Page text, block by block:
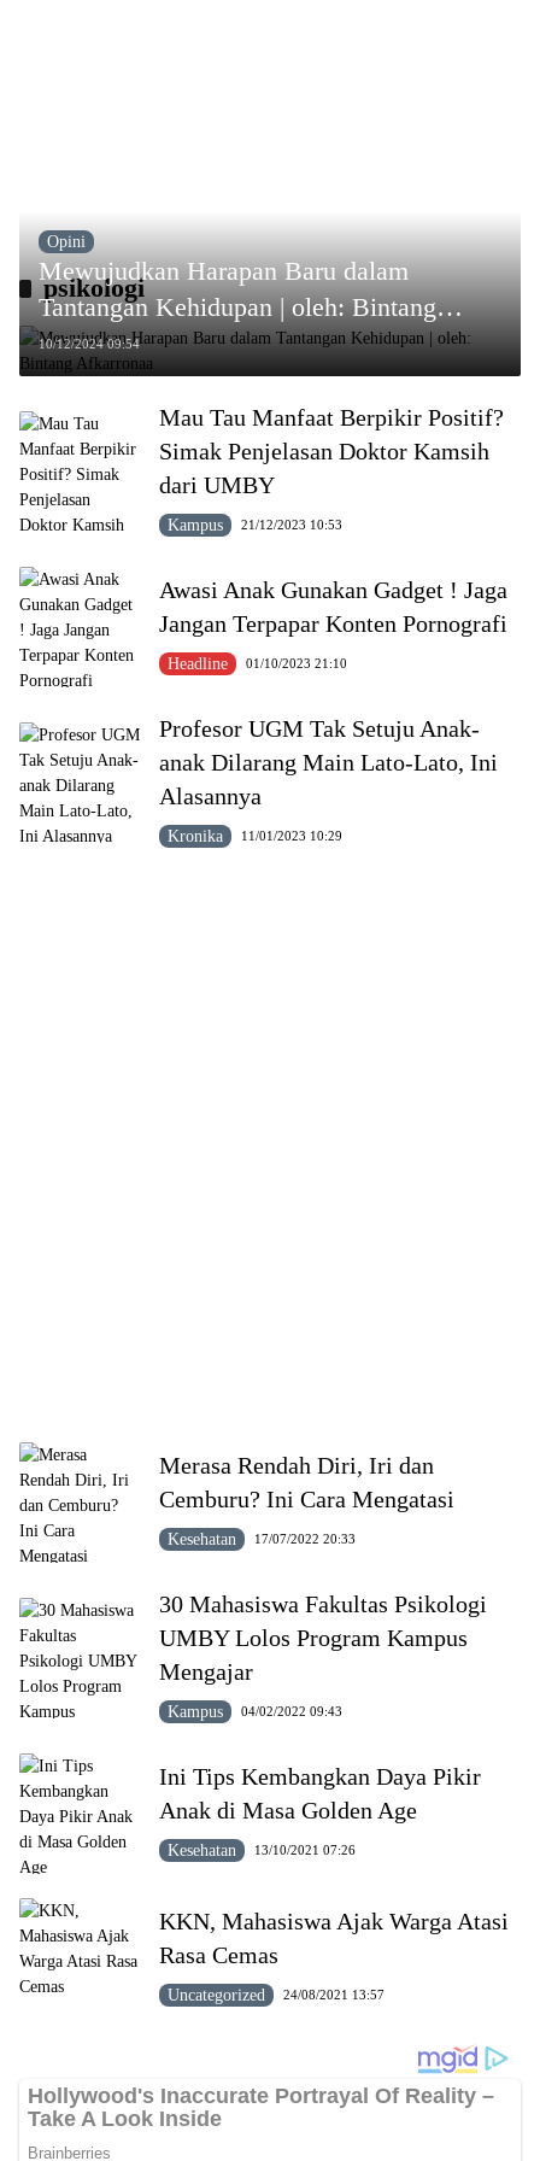
psikologi
Opini
Mewujudkan Harapan Baru dalam
Tantangan Kehidupan | oleh: Bintang
Afkarronaa
10/12/2024 09:54
Mau Tau Manfaat Berpikir Positif?
Simak Penjelasan Doktor Kamsih
dari UMBY
Kampus 21/12/2023 10:53
Awasi Anak Gunakan Gadget ! Jaga
Jangan Terpapar Konten Pornografi
Headline 01/10/2023 21:10
Profesor UGM Tak Setuju Anak-
anak Dilarang Main Lato-Lato, Ini
Alasannya
Kronika 11/01/2023 10:29
Merasa Rendah Diri, Iri dan
Cemburu? Ini Cara Mengatasi
Kesehatan 17/07/2022 20:33
30 Mahasiswa Fakultas Psikologi
UMBY Lolos Program Kampus
Mengajar
Kampus 04/02/2022 09:43
Ini Tips Kembangkan Daya Pikir
Anak di Masa Golden Age
Kesehatan 13/10/2021 07:26
KKN, Mahasiswa Ajak Warga Atasi
Rasa Cemas
Uncategorized 24/08/2021 13:57